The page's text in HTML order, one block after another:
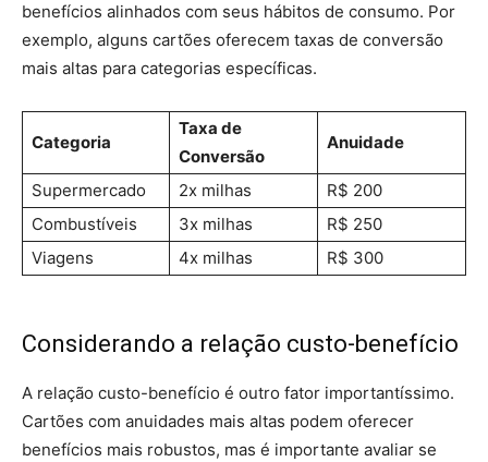
benefícios alinhados com seus hábitos de consumo. Por
exemplo, alguns cartões oferecem taxas de conversão
mais altas para categorias específicas.
Categoria
Taxa de
Conversão
Anuidade
Supermercado 2x milhas
R$ 200
Combustíveis
3x milhas
R$ 250
Viagens
4x milhas R$ 300
Considerando a relação custo-benefício
A relação custo-benefício é outro fator importantíssimo.
Cartões com anuidades mais altas podem oferecer
benefícios mais robustos, mas é importante avaliar se